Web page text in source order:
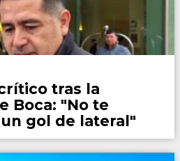
tras la
Boca: "No te
gol de lateral"